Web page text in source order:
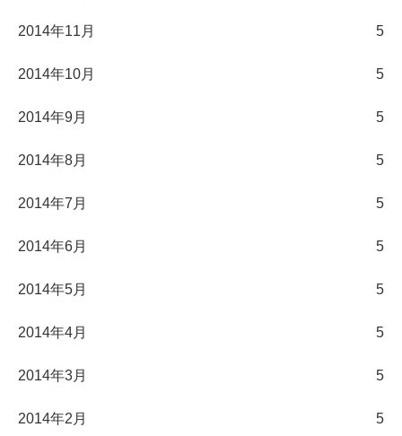
2014年11月 5
2014年10月 5
2014年9月 5
2014年8月 5
2014年7月 5
2014年6月 5
2014年5月 5
2014年4月 5
2014年3月 5
2014年2月 5